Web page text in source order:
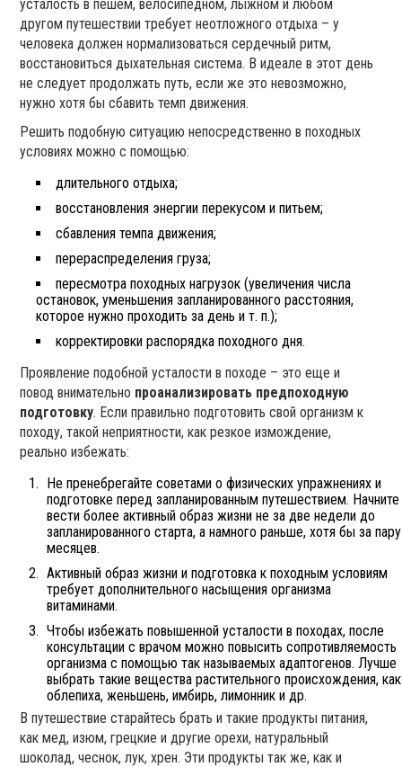
усталость в пешем, велосипедном, лыжном и любом
другом путешествии требует неотложного отдыха – у
человека должен нормализоваться сердечный ритм,
восстановиться дыхательная система. В идеале в этот день
не следует продолжать путь, если же это невозможно,
нужно хотя бы сбавить темп движения.
Решить подобную ситуацию непосредственно в походных
условиях можно с помощью:
длительного отдыха;
восстановления энергии перекусом и питьем;
сбавления темпа движения;
перераспределения груза;
пересмотра походных нагрузок (увеличения числа
остановок, уменьшения запланированного расстояния,
которое нужно проходить за день и т. п.);
корректировки распорядка походного дня.
Проявление подобной усталости в походе – это еще и
повод внимательно проанализировать предпоходную
подготовку. Если правильно подготовить свой организм к
походу, такой неприятности, как резкое измождение,
реально избежать:
Не пренебрегайте советами о физических упражнениях и
подготовке перед запланированным путешествием. Начните
вести более активный образ жизни не за две недели до
запланированного старта, а намного раньше, хотя бы за пару
месяцев.
Активный образ жизни и подготовка к походным условиям
требует дополнительного насыщения организма
витаминами.
Чтобы избежать повышенной усталости в походах, после
консультации с врачом можно повысить сопротивляемость
организма с помощью так называемых адаптогенов. Лучше
выбрать такие вещества растительного происхождения, как
облепиха, женьшень, имбирь, лимонник и др.
В путешествие старайтесь брать и такие продукты питания,
как мед, изюм, грецкие и другие орехи, натуральный
шоколад, чеснок, лук, хрен. Эти продукты так же, как и